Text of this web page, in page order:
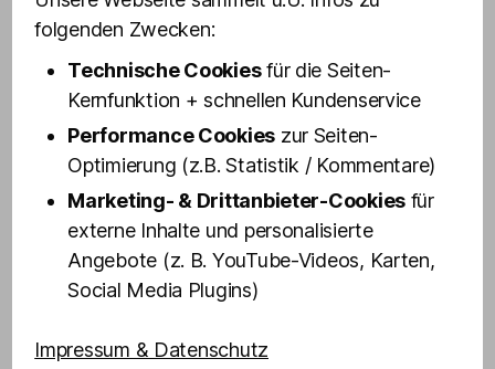
Hier entsteht Kult-Kieztouren.de – das neue
Info- und Ticket-Buchungsportal für
außergewöhnliche St. Pauli-Führungen von und
mit Olivia Jones, Lilo Wanders, Tanja Schumann,
Sven Florijan, Eve Champagne und dem Blonden
Hans. Bitte besuchen Sie unsere Seite zu einem
späteren Zeitpunkt wieder und registrieren Sie
sich am besten jetzt schon für unseren Online-
Newsletter, um kostenlos über unsere Angebote
folgenden Zwecken:
Technische Cookiesfür die Seiten-
Kernfunktion + schnellen Kundenservice
Performance Cookies zur Seiten-
Optimierung (z.B. Statistik / Kommentare)
Marketing- & Drittanbieter-Cookies für
externe Inhalte und personalisierte
Angebote (z. B. YouTube-Videos, Karten,
Social Media Plugins)
Impressum & Datenschutz